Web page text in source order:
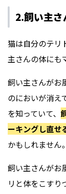
2.飼い主さ
猫は自分のテリ
主さんの体にも
飼い主さんがお
のにおいが消え
を知っていて、
ーキングし直せ
かもしれません。
飼い主さんがお
リと体をこすり